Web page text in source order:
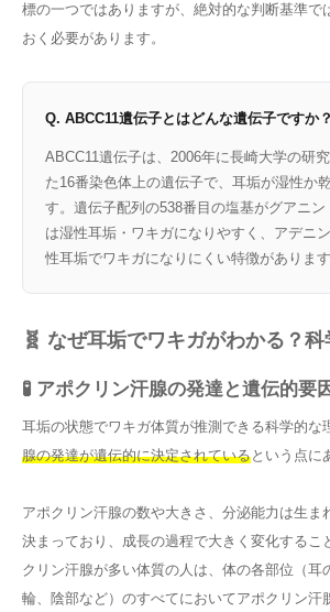
標の一つではありますが、絶対的な判断基準で
おく必要があります。
Q. ABCC11遺伝子とはどんな遺伝子ですか？
ABCC11遺伝子は、2006年に長崎大学の研
た16番染色体上の遺伝子で、耳垢が湿性か
す。遺伝子配列の538番目の塩基がグアニン
は湿性耳垢・ワキガになりやすく、アデニ
性耳垢でワキガになりにくい特徴があります
🧬 なぜ耳垢でワキガがわかる？
🧪 アポクリン汗腺の発達と遺伝的要
耳垢の状態でワキガ体質が推測できる科学的な
腺の発達が遺伝的に決定されているという点に
アポクリン汗腺の数や大きさ、分泌能力は生ま
決まっており、成長の過程で大きく変化するこ
クリン汗腺が多い体質の人は、体の各部位（耳
輪、陰部など）のすべてにおいてアポクリン汗